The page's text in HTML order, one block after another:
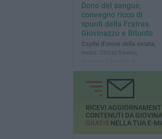
Dono del sangue,
convegno ricco di
spunti della Fratres
Giovinazzo e Bitonto
Ospite d'onore della serata,
mons. Ciccio Savino,
Cassano allo Jonio
RICEVI
CONTENUTI DA
GRATISNELLA TUA E-